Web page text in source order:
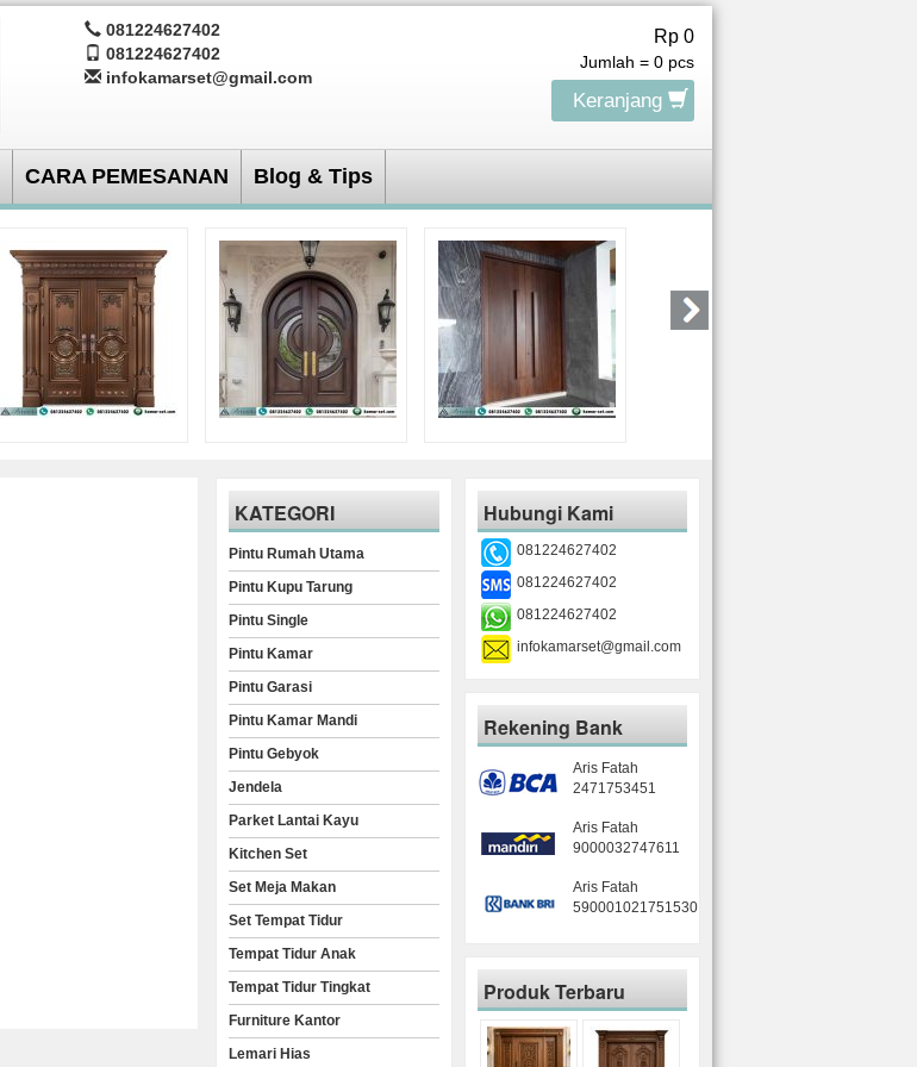
081224627402
081224627402
infokamarset@gmail.com
Rp 0
Jumlah = 0pcs
Keranjang
CARA PEMESANAN Blog & Tips
KATEGORI
Pintu Rumah Utama
Pintu Kupu Tarung
Pintu Single
Pintu Kamar
Pintu Garasi
Pintu Kamar Mandi
Pintu Gebyok
Jendela
Parket Lantai Kayu
Kitchen Set
Set Meja Makan
Set Tempat Tidur
Tempat Tidur Anak
Tempat Tidur Tingkat
Furniture Kantor
Lemari Hias
Hubungi Kami
081224627402
081224627402
081224627402
infokamarset@gmail.com
Rekening Bank
Aris Fatah
2471753451
Aris Fatah
9000032747611
Aris Fatah
590001021751530
Produk Terbaru